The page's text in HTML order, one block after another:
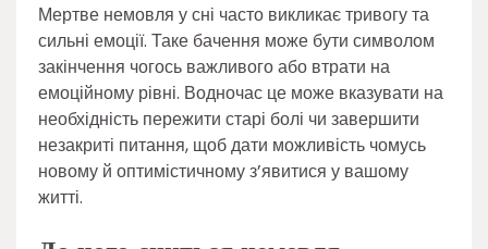
Мертве немовля у сні часто викликає тривогу та
сильні емоції. Таке бачення може бути символом
закінчення чогось важливого або втрати на
емоційному рівні. Водночас це може вказувати на
необхідність пережити старі болі чи завершити
незакриті питання, щоб дати можливість чомусь
новому й оптимістичному з’явитися у вашому
житті.